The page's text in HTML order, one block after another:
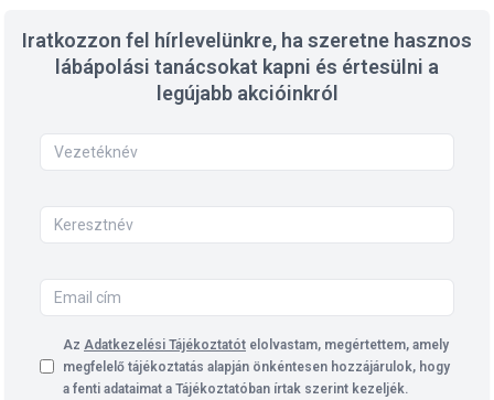
Iratkozzon fel hírlevelünkre, ha szeretne hasznos
lábápolási tanácsokat kapni és értesülni a
legújabb akcióinkról
Az Adatkezelési Tájékoztatót elolvastam, megértettem, amely
megfelelő tájékoztatás alapján önkéntesen hozzájárulok, hogy
a fenti adataimat a Tájékoztatóban írtak szerint kezeljék.